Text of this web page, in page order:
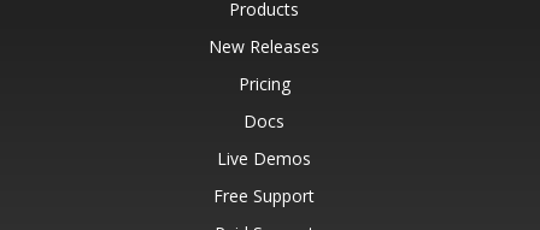
Products
New Releases
Pricing
Docs
Live Demos
Free Support